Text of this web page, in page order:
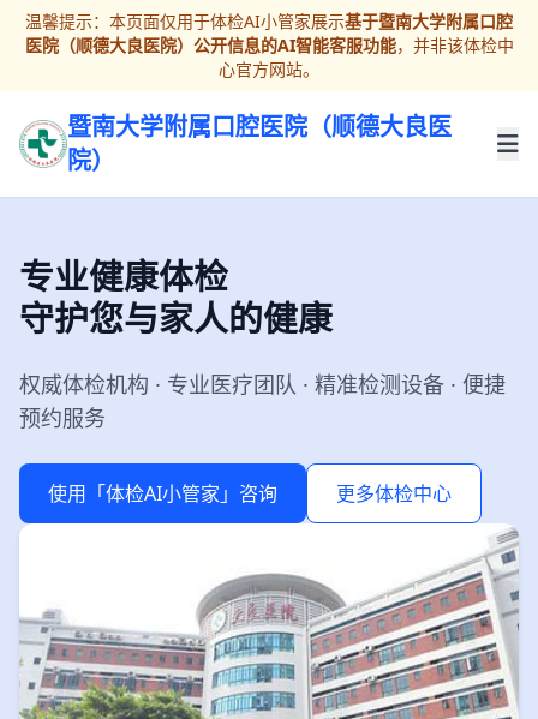
温馨提示：本页面仅用于体检AI小管家展示基于暨南大学附属口腔
医院（顺德大良医院）公开信息的AI智能客服功能，并非该体检中
心官方网站。
暨南大学附属口腔医院（顺德大良医
院）
专业健康体检
守护您与家人的健康
权威体检机构 · 专业医疗团队 · 精准检测设备 · 便捷
预约服务
使用「体检AI小管家」咨询 更多体检中心